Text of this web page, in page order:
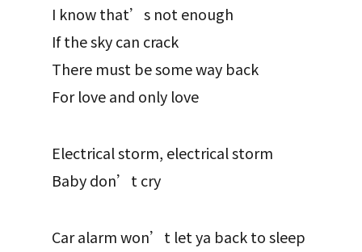
I know that’s not enough
If the sky can crack
There must be some way back
For love and only love
Electrical storm, electrical storm
Baby don’t cry
Car alarm won’t let ya back to sleep